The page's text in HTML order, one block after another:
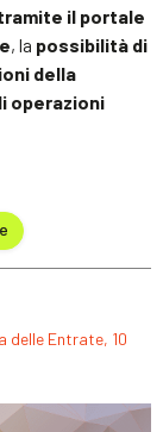
il portale
, la possibilità di
della
operazioni
delle Entrate, 10